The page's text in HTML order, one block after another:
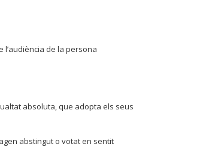
l’audiència de la persona
absoluta, que adopta els seus
abstingut o votat en sentit